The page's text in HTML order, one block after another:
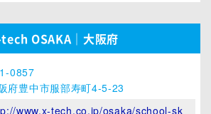
OSAKA｜大阪府
0857
府豊中市服部寿町4-5-23
www.x-tech.co.jp/osaka/school-sk